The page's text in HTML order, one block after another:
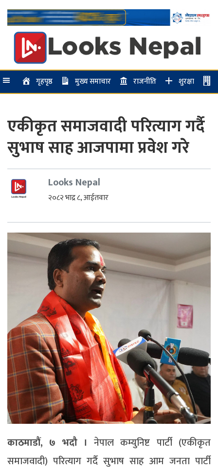
गृहपृष्ठ मुख्य समाचार राजनीति शुरक्षा
एकीकृत समाजवादी परित्याग गर्दै
सुभाष साह आजपामा प्रवेश गरे
Looks Nepal
२०८२ भाद्र ८, आईतवार
काठमाडौं, ७ भदौ । नेपाल कम्युनिष्ट पार्टी (एकीकृत
समाजवादी) परित्याग गर्दै सुभाष साह आम जनता पार्टी